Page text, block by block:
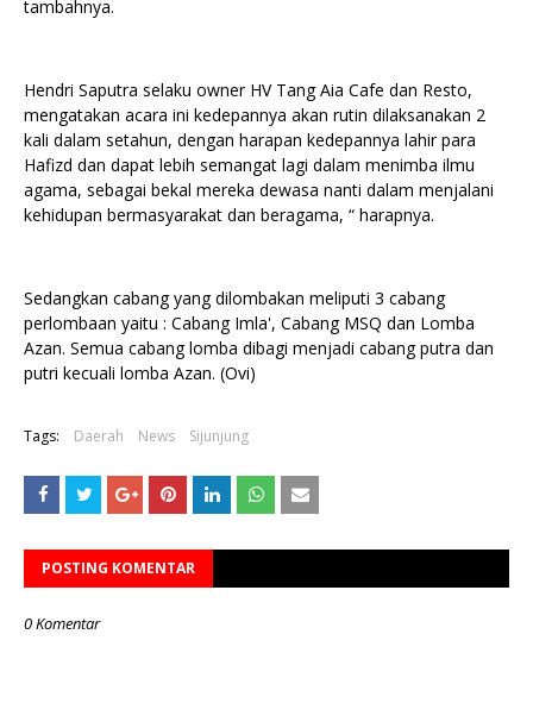
tambahnya.
Hendri Saputra selaku owner HV Tang Aia Cafe dan Resto,
mengatakan acara ini kedepannya akan rutin dilaksanakan 2
kali dalam setahun, dengan harapan kedepannya lahir para
Hafizd dan dapat lebih semangat lagi dalam menimba ilmu
agama, sebagai bekal mereka dewasa nanti dalam menjalani
kehidupan bermasyarakat dan beragama, “ harapnya.
Sedangkan cabang yang dilombakan meliputi 3 cabang
perlombaan yaitu : Cabang Imla', Cabang MSQ dan Lomba
Azan. Semua cabang lomba dibagi menjadi cabang putra dan
putri kecuali lomba Azan. (Ovi)
Tags: Daerah News Sijunjung
POSTING KOMENTAR
0 Komentar